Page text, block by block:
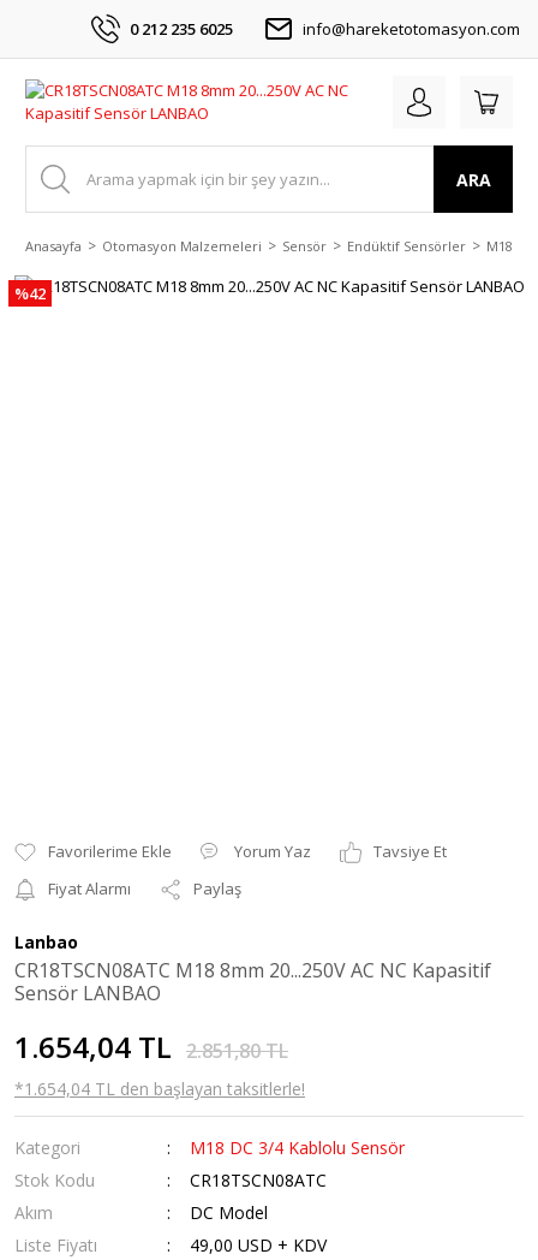
0 212 235 6025 info@hareketotomasyon.com
ARA
Anasayfa Otomasyon Malzemeleri Sensör Endüktif Sensörler M18
%42
Yorum Yaz
Tavsiye Et
Fiyat Alarmı
Paylaş
Lanbao
CR18TSCN08ATC M18 8mm 20...250V AC NC Kapasitif
Sensör LANBAO
1.654,04 TL 2.851,80 TL
*1.654,04 TL den başlayan taksitlerle!
Kategori
M18 DC 3/4 Kablolu Sensör
Stok Kodu
CR18TSCN08ATC
Akım
DC Model
Liste Fiyatı
49,00 USD + KDV